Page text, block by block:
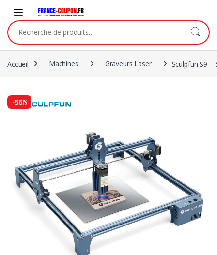
Accueil Machines Graveurs Laser Sculpfun S9 –
-56%